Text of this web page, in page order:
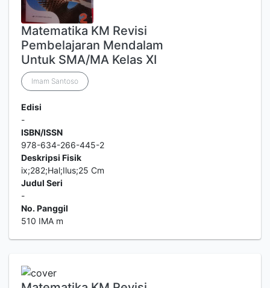
Matematika KM Revisi
Pembelajaran Mendalam
Untuk SMA/MA Kelas XI
Imam Santoso
Edisi
-
ISBN/ISSN
978-634-266-445-2
Deskripsi Fisik
ix;282;Hal;Ilus;25 Cm
Judul Seri
-
No. Panggil
510 IMA m